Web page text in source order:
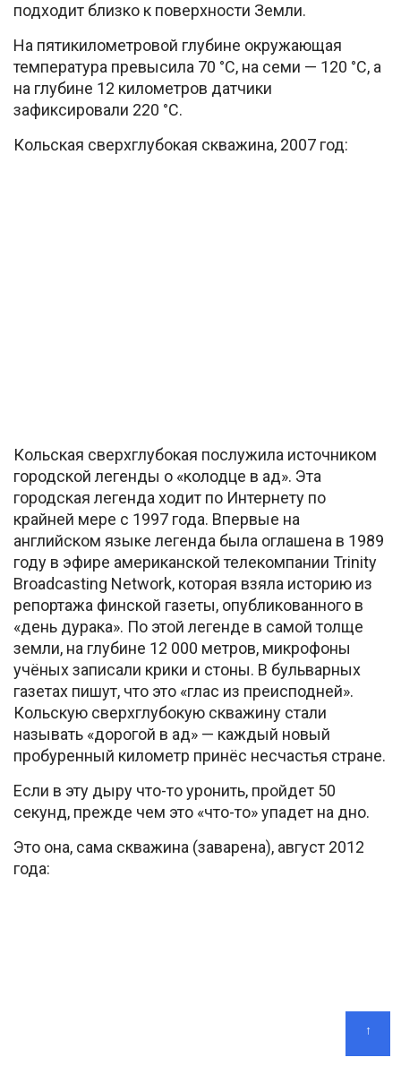
подходит близко к поверхности Земли.
На пятикилометровой глубине окружающая
температура превысила 70 °C, на семи — 120 °C, а
на глубине 12 километров датчики
зафиксировали 220 °C.
Кольская сверхглубокая скважина, 2007 год:
Кольская сверхглубокая послужила источником
городской легенды о «колодце в ад». Эта
городская легенда ходит по Интернету по
крайней мере с 1997 года. Впервые на
английском языке легенда была оглашена в 1989
году в эфире американской телекомпании Trinity
Broadcasting Network, которая взяла историю из
репортажа финской газеты, опубликованного в
«день дурака». По этой легенде в самой толще
земли, на глубине 12 000 метров, микрофоны
учёных записали крики и стоны. В бульварных
газетах пишут, что это «глас из преисподней».
Кольскую сверхглубокую скважину стали
называть «дорогой в ад» — каждый новый
пробуренный километр принёс несчастья стране.
Если в эту дыру что-то уронить, пройдет 50
секунд, прежде чем это «что-то» упадет на дно.
Это она, сама скважина (заварена), август 2012
года:
↑